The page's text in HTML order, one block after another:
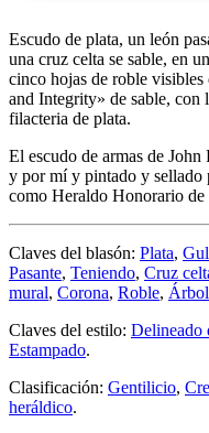
Escudo de plata, un león
una cruz celta se sable, en
cinco hojas de roble
and Integrity» de sable, con
filacteria de plata.
El escudo de armas de
y por mí y pintado y
como Heraldo Honorario de
Claves del blasón: Plata,
Pasante, Teniendo, Cruz
mural, Corona, Roble, Árbol
Claves del estilo: Delineado
Estampado.
Clasificación: Gentilicio,
heráldico.